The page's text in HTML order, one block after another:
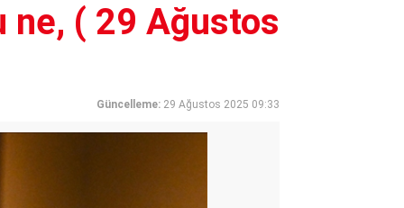
ne, ( 29 Ağustos
Güncelleme: 29 Ağustos 2025 09:33